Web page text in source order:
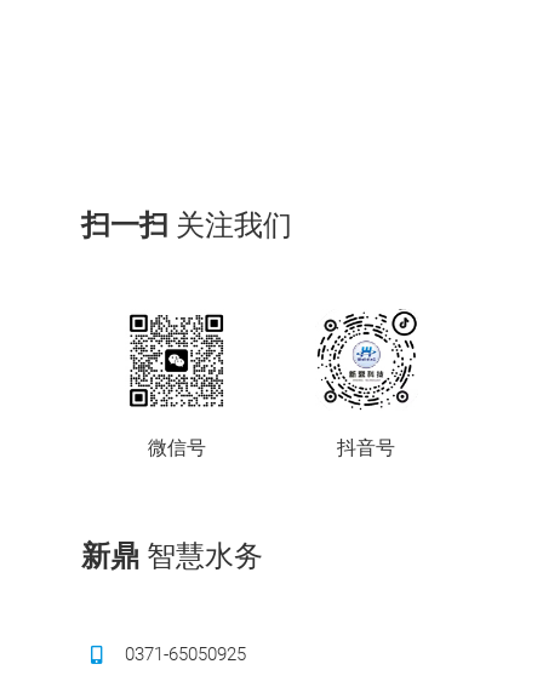
扫一扫 关注我们
微信号 抖音号
新鼎 智慧水务
0371-65050925